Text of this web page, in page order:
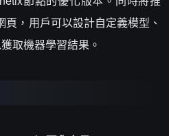
，用戶可以設計自定義模型、
取機器學習結果。